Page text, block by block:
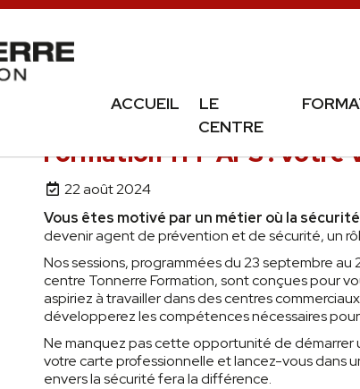
ACCUEIL
LE
CENTRE
Formation TFP APS : Votre
22 août 2024
Vous êtes motivé par un métier où la
devenir agent de prévention et de sécurité, un
Nos sessions, programmées du 23 septembre
centre Tonnerre Formation, sont conçues pour
aspiriez à travailler dans des centres
développerez les compétences nécessaires
Ne manquez pas cette opportunité de démarrer
votre carte professionnelle et lancez-vous dans
envers la sécurité fera la différence.